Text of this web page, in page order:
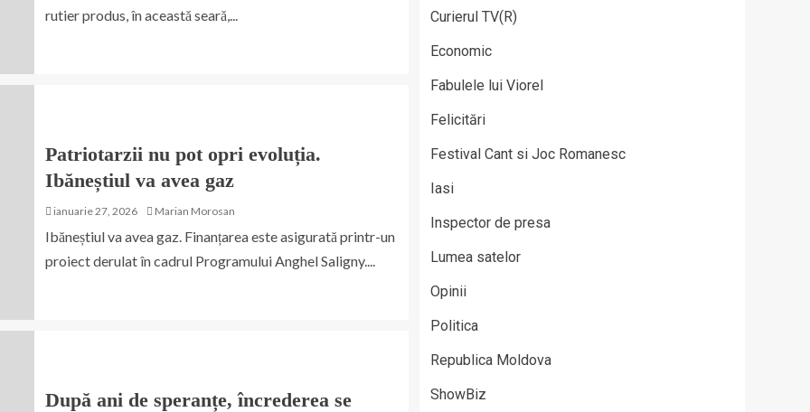
rutier produs, în această seară,...
Patriotarzii nu pot opri evoluția.
Ibăneștiul va avea gaz
ianuarie 27, 2026 Marian Morosan
Ibăneștiul va avea gaz. Finanțarea este asigurată printr-un
proiect derulat în cadrul Programului Anghel Saligny....
După ani de speranțe, încrederea se
Curierul TV(R)
Economic
Fabulele lui Viorel
Felicitări
Festival Cant si Joc Romanesc
Iasi
Inspector de presa
Lumea satelor
Opinii
Politica
Republica Moldova
ShowBiz